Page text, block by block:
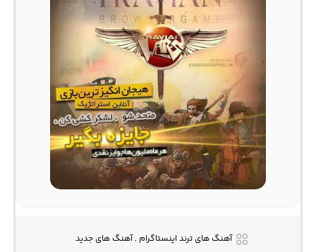
آهنگ های ترند اینستاگرام , آهنگ های جدید